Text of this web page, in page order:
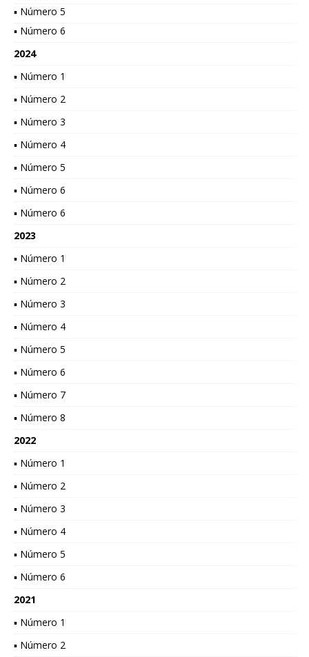
▪ Número 5
▪ Número 6
2024
▪ Número 1
▪ Número 2
▪ Número 3
▪ Número 4
▪ Número 5
▪ Número 6
▪ Número 6
2023
▪ Número 1
▪ Número 2
▪ Número 3
▪ Número 4
▪ Número 5
▪ Número 6
▪ Número 7
▪ Número 8
2022
▪ Número 1
▪ Número 2
▪ Número 3
▪ Número 4
▪ Número 5
▪ Número 6
2021
▪ Número 1
▪ Número 2